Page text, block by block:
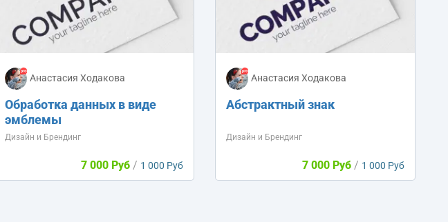
Анастасия Ходакова
Обработка данных в виде
эмблемы
Дизайн и Брендинг
7 000 Руб / 1 000 Руб
Анастасия Ходакова
Абстрактный знак
Дизайн и Брендинг
7 000 Руб / 1 000 Руб